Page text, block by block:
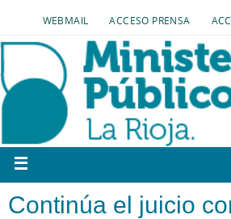
WEBMAIL ACCESO PRENSA
Continúa el juicio